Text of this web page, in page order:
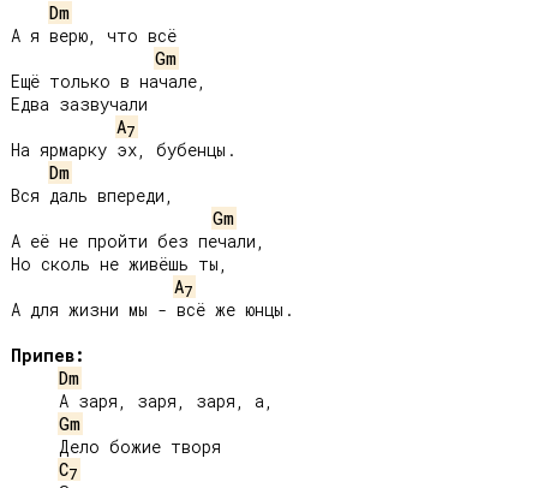
Dm
А я верю, что всё
Gm
Ещё только в начале,
Едва зазвучали
A7
На ярмарку эх, бубенцы.
Dm
Вся даль впереди,
Gm
А её не пройти без печали,
Но сколь не живёшь ты,
A7
А для жизни мы - всё же юнцы.
Припев:
Dm
Gm
C7